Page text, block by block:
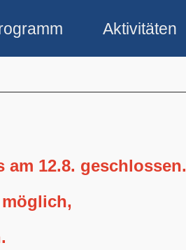
Aktivitäten
12.8. geschlossen.